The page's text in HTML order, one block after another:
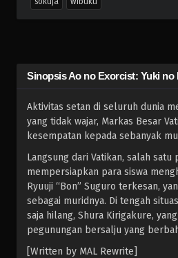
Sinopsis Ao no Exorcist: Yuki no
Aktivitas setan di seluruh dunia
yang tidak wajar, Markas Besar
kesempatan kepada sebanyak
Langsung dari Vatikan, salah
mempersiapkan para siswa
Ryuuji “Bon” Suguro terkesan,
sebagai muridnya. Di tengah
saja hilang, Shura Kirigakure,
pegunungan bersalju yang
[Written by MAL Rewrite]